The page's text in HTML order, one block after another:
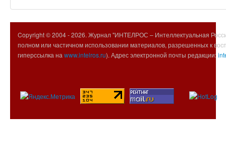
Copyright © 2004 -2026. Журнал "ИНТЕЛРОС – Интеллектуальная
полном или частичном использовании материалов, разрешенных к
гиперссылка на www.intelros.ru). Адрес электронной почты редакции: